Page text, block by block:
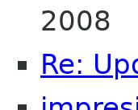
2008
Re: